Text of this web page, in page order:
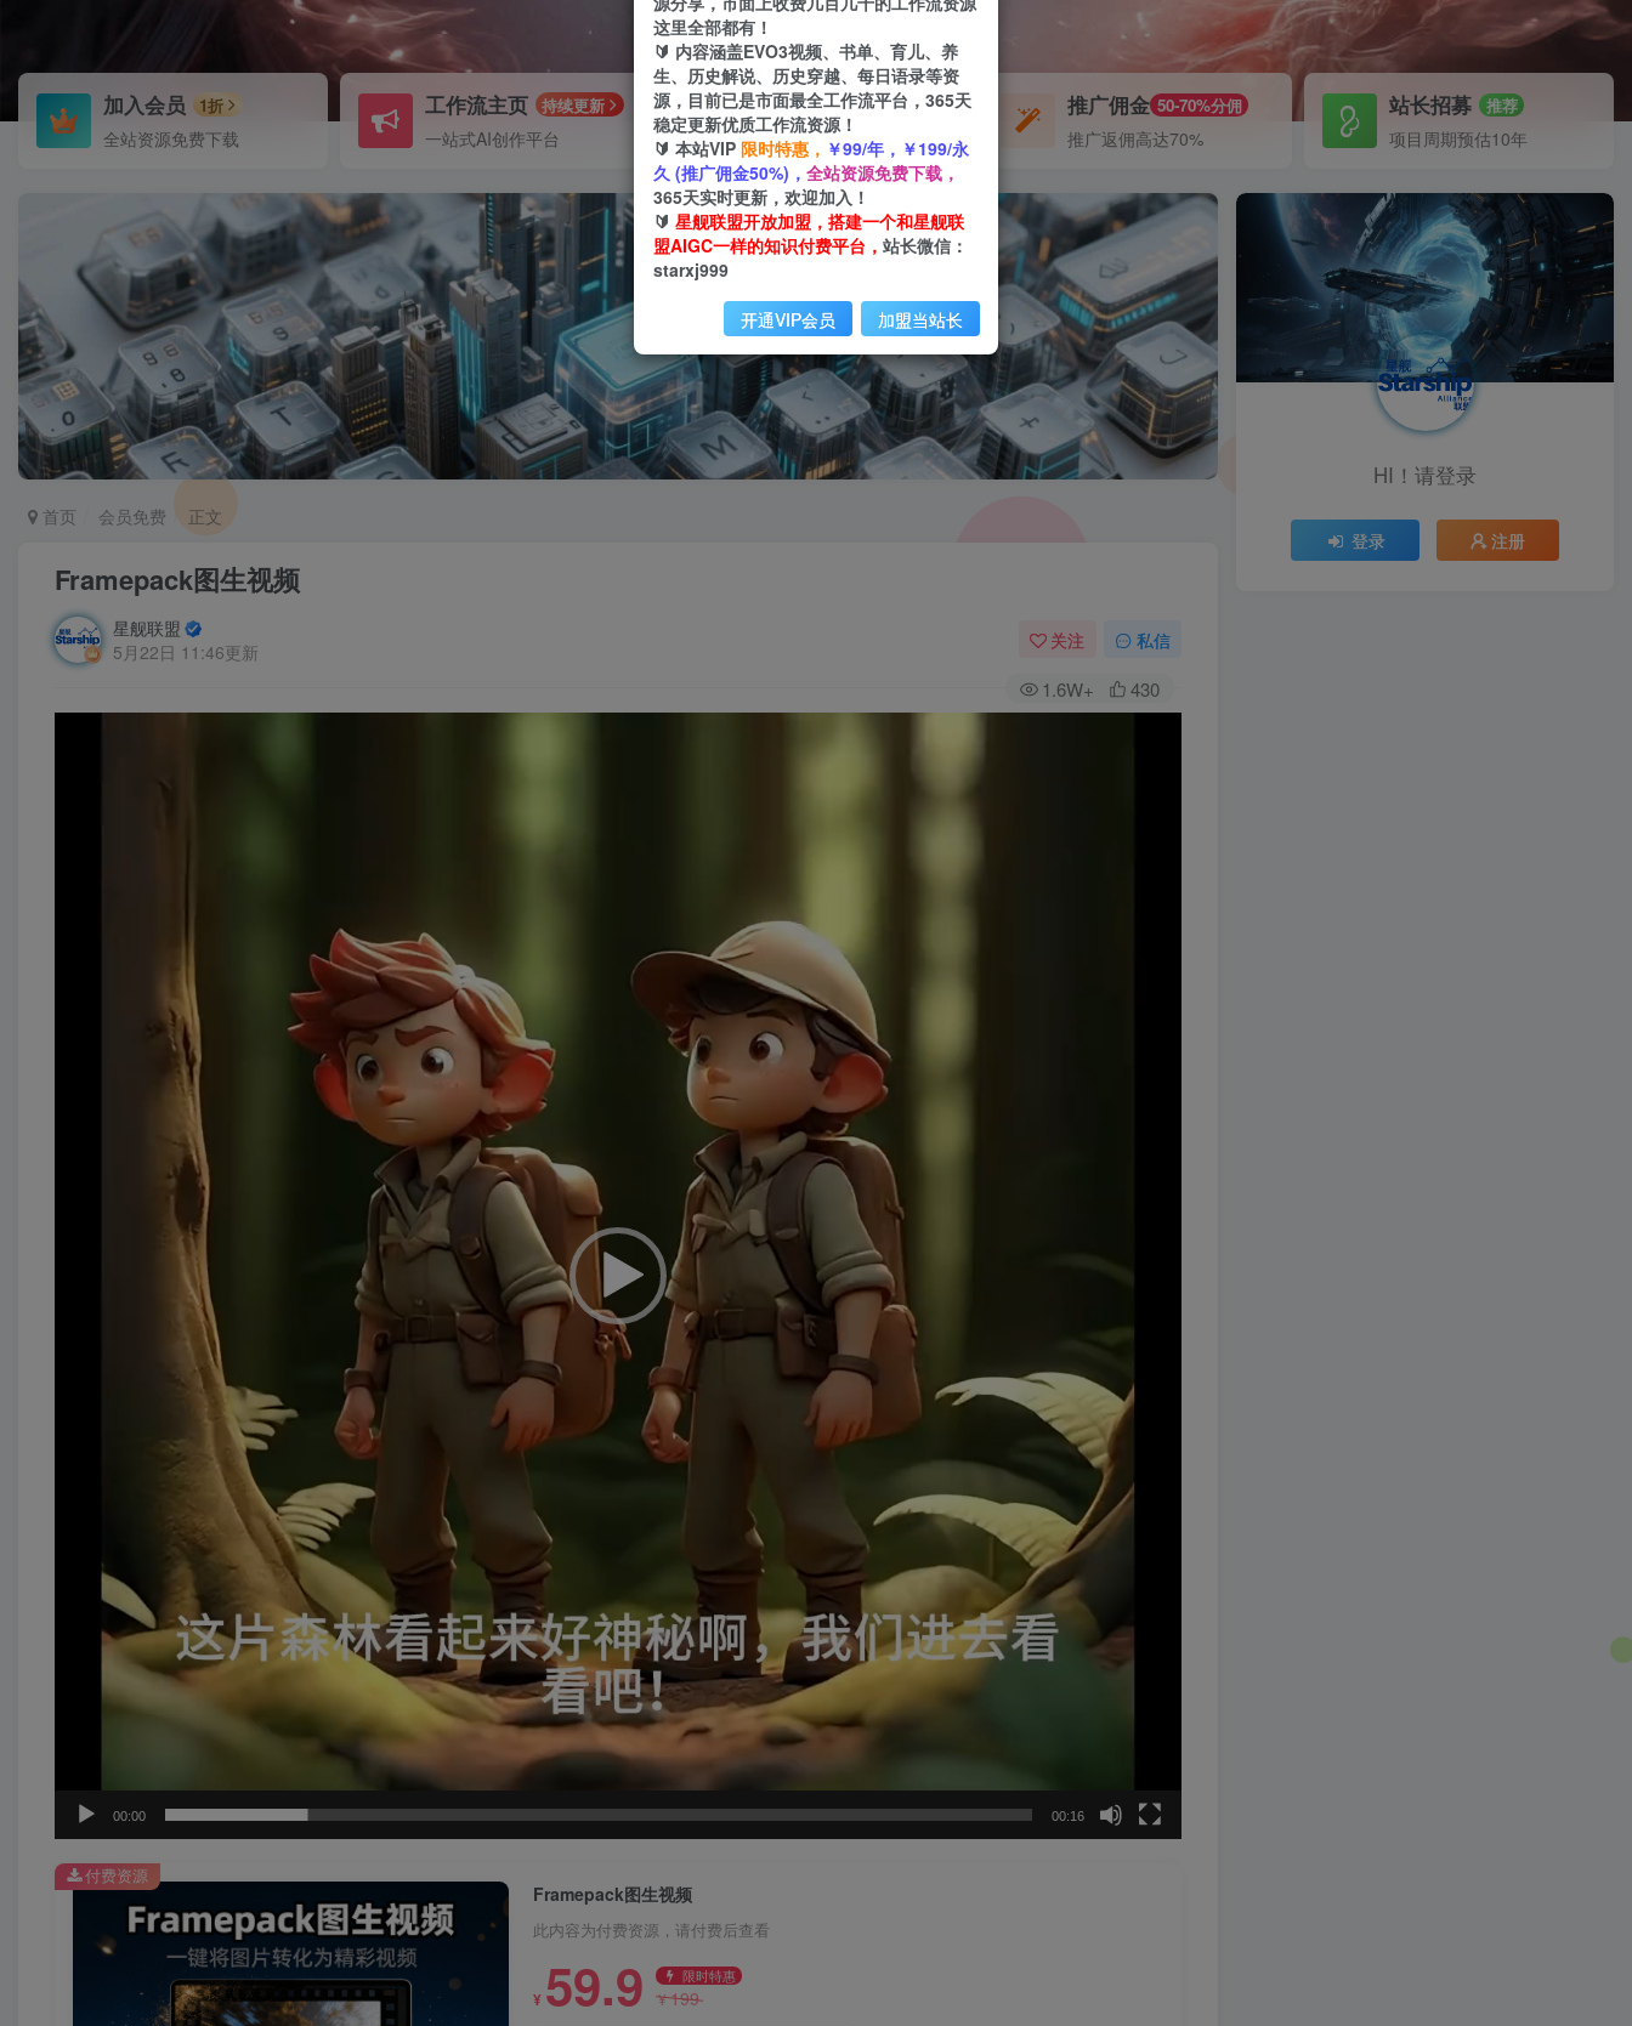
加入会员 1折
全站资源免费下载
工作流主页 持续更新
一站式AI创作平台
每周免费工作流 体验
不定期更新
推广佣金 50-70%分佣
推广返佣高达70%
站长招募 推荐
项目周期预估10年
首页 会员免费 正文
Framepack图生视频
星舰联盟
5月22日 11:46更新
关注 私信
1.6W+ 430
00:00 00:16
Framepack图生视频
此内容为付费资源，请付费后查看
¥ 59.9 限时特惠
¥199
付费资源
HI！请登录
登录 注册
这里全部都有！
🔰 内容涵盖EVO3视频、书单、育儿、养
生、历史解说、历史穿越、每日语录等资
源，目前已是市面最全工作流平台，365天
稳定更新优质工作流资源！
🔰 本站VIP 限时特惠， ￥99/年，￥199/永
久 (推广佣金50%)， 全站资源免费下载，
365天实时更新，欢迎加入！
🔰 星舰联盟开放加盟，搭建一个和星舰联
盟AIGC一样的知识付费平台， 站长微信：
starxj999
开通VIP会员 加盟当站长